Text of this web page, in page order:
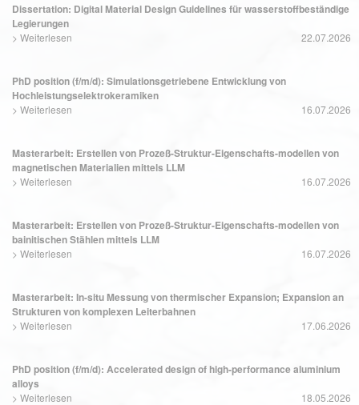
Dissertation: Digital Material Design Guidelines für wasserstoffbeständige
Legierungen
> Weiterlesen 22.07.2026
PhD position (f/m/d): Simulationsgetriebene Entwicklung von
Hochleistungselektrokeramiken
> Weiterlesen 16.07.2026
Masterarbeit: Erstellen von Prozeß-Struktur-Eigenschafts-modellen von
magnetischen Materialien mittels LLM
> Weiterlesen 16.07.2026
Masterarbeit: Erstellen von Prozeß-Struktur-Eigenschafts-modellen von
bainitischen Stählen mittels LLM
> Weiterlesen 16.07.2026
Masterarbeit: In-situ Messung von thermischer Expansion; Expansion an
Strukturen von komplexen Leiterbahnen
> Weiterlesen 17.06.2026
PhD position (f/m/d): Accelerated design of high-performance aluminium
alloys
> Weiterlesen 18.05.2026